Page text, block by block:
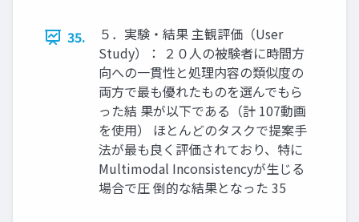
35.
５．実験・結果 主観評価（User
Study）： ２０人の被験者に時間方
向への一貫性と処理内容の類似度の
両方で最も優れたものを選んでもら
った結 果が以下である（計 107動画
を使用） ほとんどのタスクで提案手
法が最も良く評価されており、特に
Multimodal Inconsistencyが生じる
場合で圧 倒的な結果となった 35